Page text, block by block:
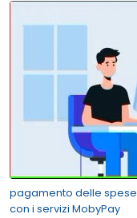
pagamento delle
con i servizi MobyPay